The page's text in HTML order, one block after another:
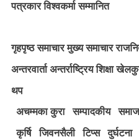
पत्रकार विश्वकर्मा सम्मानित
गृहपृष्ठ समाचार मुख्य समाचार
अन्तरवार्ता अन्तर्राष्ट्रिय शिक्षा
थप
अचम्मका कुरा
सम्पादकीय
कृर्षि
जिवनसैली टिप्स दुर्घटना